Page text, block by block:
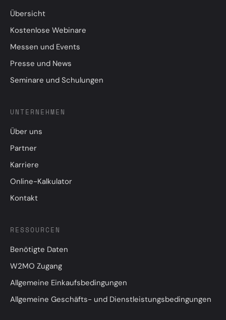
Übersicht
Kostenlose Webinare
Messen und Events
Presse und News
Seminare und Schulungen
UNTERNEHMEN
Über uns
Partner
Karriere
Online-Kalkulator
Kontakt
RESSOURCEN
Benötigte Daten
W2MO Zugang
Allgemeine Einkaufsbedingungen
Allgemeine Geschäfts- und Dienstleistungsbedingungen